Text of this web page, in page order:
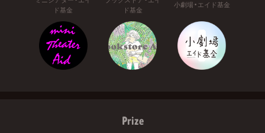
ド基金
ド基金
小劇場・エイド基金
Prize